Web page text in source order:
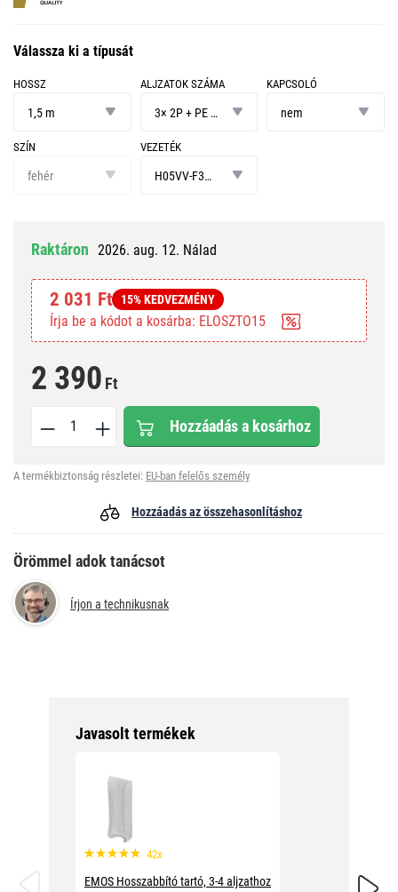
Válassza ki a típusát
HOSSZ
1,5 m
ALJZATOK SZÁMA
száma
3× 2P + PE GERMAN
KAPCSOLÓ
nem
SZÍN
fehér
VEZETÉK
H05VV-F3G 1 mm²
Raktáron 2026. aug. 12. Nálad
2 031 Ft 15% KEDVEZMÉNY
Írja be a kódot a kosárba: ELOSZTO15
2 390 Ft
Hozzáadás a kosárhoz
A termékbiztonság részletei: EU-ban felelős személy
Hozzáadás az összehasonlításhoz
Örömmel adok tanácsot
Írjon a technikusnak
Javasolt termékek
42x
EMOS Hosszabbító tartó, 3-4 aljzathoz EMOS